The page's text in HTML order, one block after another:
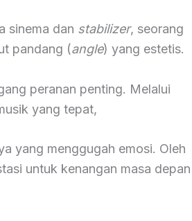
sinema dan stabilizer, seorang
pandang (angle) yang estetis.
peranan penting. Melalui
yang tepat,
yang menggugah emosi. Oleh
untuk kenangan masa depan